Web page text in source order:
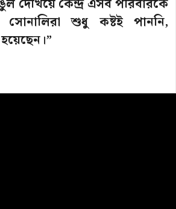
দেখিয়ে কেন্দ্র এসব পরিবারকে
সোনালিরা শুধু কষ্টই পাননি,